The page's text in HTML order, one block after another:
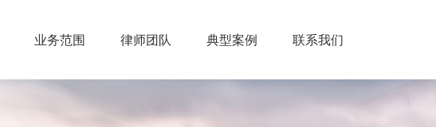
业务范围 律师团队 典型案例 联系我们